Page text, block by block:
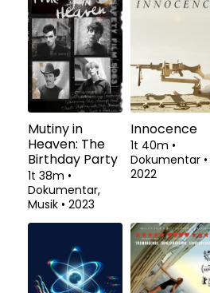
Mutiny in
Heaven: The
Birthday Party
1t 38m •
Dokumentar,
Musik • 2023
Innocence
1t 40m •
Dokumentar •
2022